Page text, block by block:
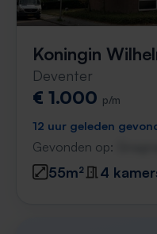
Koningin
Deventer
€ 1.000 p/m
12 uur geleden
Gevonden op:
55m² 4